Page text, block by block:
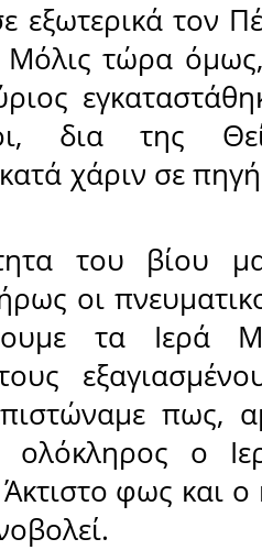
εξωτερικά τον
Μόλις τώρα
δια της
χάριν σε
του βίου
οι
τα Ιερά
πως,
ολόκληρος ο
φως και ο